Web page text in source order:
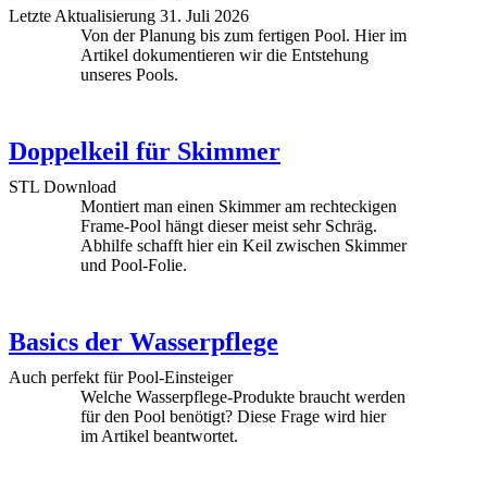
Letzte Aktualisierung 31. Juli 2026
Von der Planung bis zum fertigen Pool. Hier im
Artikel dokumentieren wir die Entstehung
unseres Pools.
Doppelkeil für Skimmer
STL Download
Montiert man einen Skimmer am rechteckigen
Frame-Pool hängt dieser meist sehr Schräg.
Abhilfe schafft hier ein Keil zwischen Skimmer
und Pool-Folie.
Basics der Wasserpflege
Auch perfekt für Pool-Einsteiger
Welche Wasserpflege-Produkte braucht werden
für den Pool benötigt? Diese Frage wird hier
im Artikel beantwortet.